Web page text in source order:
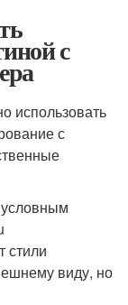
с
использовать
с
стили
виду, но